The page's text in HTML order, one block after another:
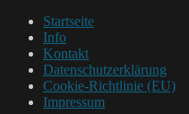
Startseite
Info
Kontakt
Datenschutzerklärung
Cookie-Richtlinie (EU)
Impressum